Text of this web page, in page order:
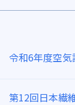
令和6年度空
第12回日本繊